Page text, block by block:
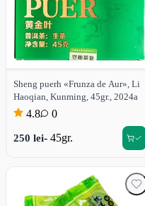
Sheng puerh «Frunza de Aur», Li
Haoqian, Kunming, 45gr., 2024a
4.8 0
250 lei- 45gr.